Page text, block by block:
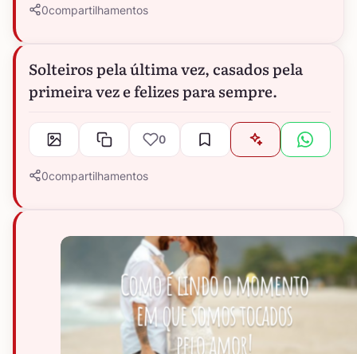
0compartilhamentos
Solteiros pela última vez, casados pela
primeira vez e felizes para sempre.
0
0compartilhamentos